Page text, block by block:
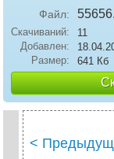
Файл: 55656
Скачиваний:
11
Добавлен:
Размер:
641 Кб
<